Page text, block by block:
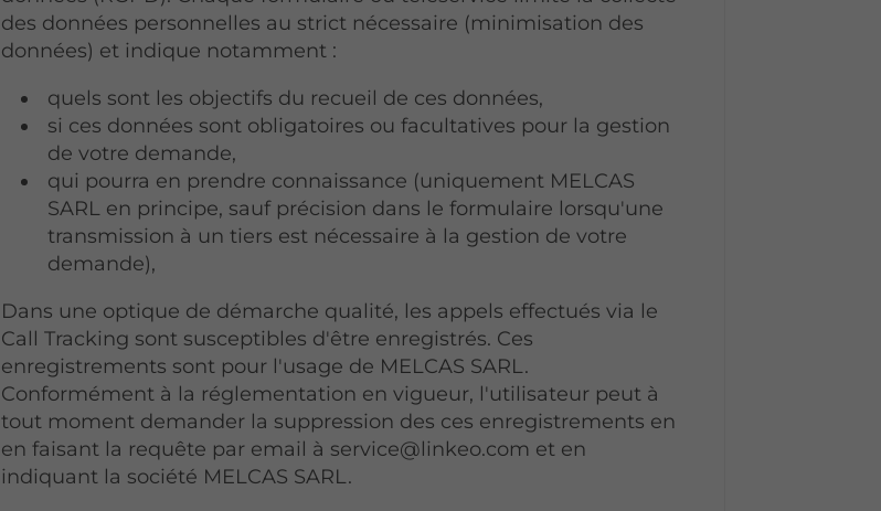
des données personnelles au strict nécessaire (minimisation des
données) et indique notamment :
quels sont les objectifs du recueil de ces données,
si ces données sont obligatoires ou facultatives pour la gestion
de votre demande,
qui pourra en prendre connaissance (uniquement MELCAS
SARL en principe, sauf précision dans le formulaire lorsqu'une
transmission à un tiers est nécessaire à la gestion de votre
demande),
Dans une optique de démarche qualité, les appels effectués via le
Call Tracking sont susceptibles d'être enregistrés. Ces
enregistrements sont pour l'usage de MELCAS SARL.
Conformément à la réglementation en vigueur, l'utilisateur peut à
tout moment demander la suppression des ces enregistrements en
en faisant la requête par email à service@linkeo.com et en
indiquant la société MELCAS SARL.